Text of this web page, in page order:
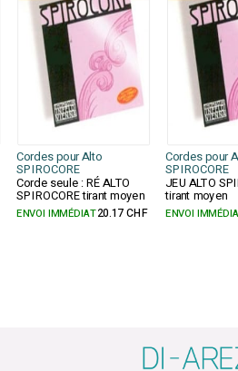
Cordes pour Alto
SPIROCORE
Cordes pour
SPIROCORE
Corde seule : RÉ ALTO
SPIROCORE tirant moyen
JEU ALTO
tirant moyen
ENVOI IMMÉDIAT20.17 CHF ENVOI